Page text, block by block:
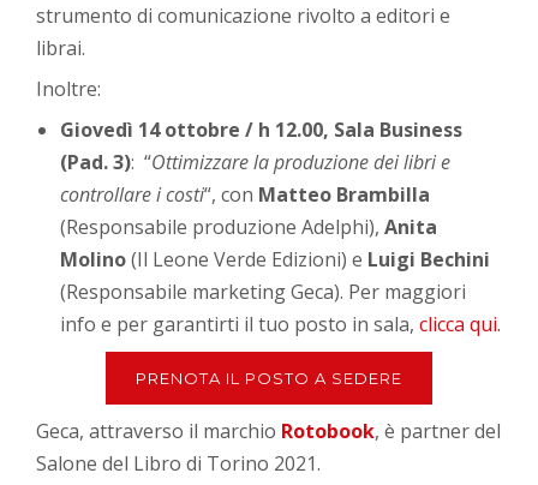
strumento di comunicazione rivolto a editori e
librai.
Inoltre:
Giovedì 14 ottobre / h 12.00, Sala Business
(Pad. 3): “Ottimizzare la produzione dei libri e
controllare i costi“, con Matteo Brambilla
(Responsabile produzione Adelphi),Anita
Molino(Il Leone Verde Edizioni) e Luigi Bechini
(Responsabile marketing Geca). Per maggiori
info e per garantirti il tuo posto in sala,clicca qui.
PRENOTA IL POSTO A SEDERE
Geca, attraverso il marchio Rotobook, è partner del
Salone del Libro di Torino 2021.